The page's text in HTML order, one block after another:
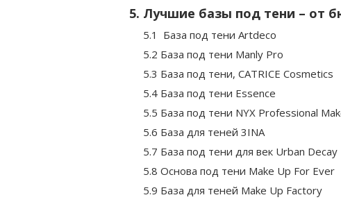
5. Лучшие базы под тени – от
5.1 База под тени Artdeco
5.2 База под тени Manly Pro
5.3 База под тени, CATRICE Cosmetics
5.4 База под тени Essence
5.5 База под тени NYX Professional
5.6 База для теней 3INA
5.7 База под тени для век Urban Decay
5.8 Основа под тени Make Up For Ever
5.9 База для теней Make Up Factory